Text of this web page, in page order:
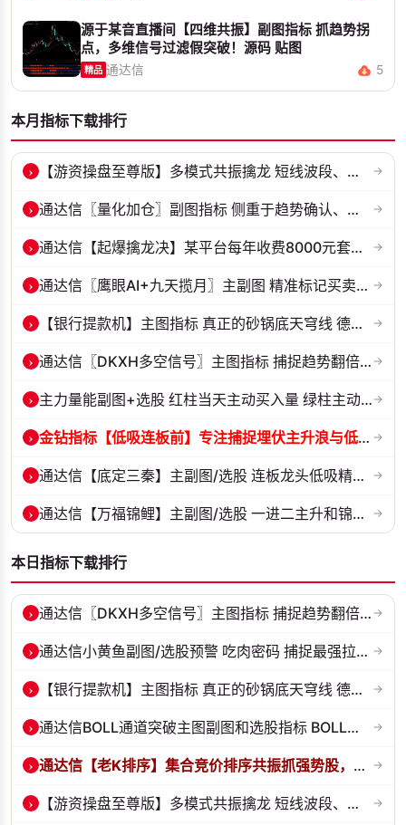
源于某音直播间【四维共振】副图指标 抓趋势拐
点，多维信号过滤假突破！源码 贴图
精品 通达信 5
本月指标下载排行
› 【游资操盘至尊版】多模式共振擒龙 短线波段、低位抄底、游资启动行情量... →
› 通达信〖量化加仓〗副图指标 侧重于趋势确认、量能配合与高低位反转信号... →
› 通达信【起爆擒龙决】某平台每年收费8000元套装 指标源码 无未来 →
› 通达信〖鹰眼AI+九天揽月〗主副图 精准标记买卖拐点 九维因子共振过滤杂... →
› 【银行提款机】主图指标 真正的砂锅底天穹线 德某通要价10万的主图核心... →
› 通达信〖DKXH多空信号〗主图指标 捕捉趋势翻倍牛股的最佳股票指标公式之... →
› 主力量能副图+选股 红柱当天主动买入量 绿柱主动卖出量→
› 金钻指标【低吸连板前】专注捕捉埋伏主升浪与低吸连板节点 信号全天锁定... →
› 通达信【底定三秦】主副图/选股 连板龙头低吸精准量化 出票少而精 五年... →
› 通达信【万福锦鲤】主副图/选股 一进二主升和锦鲤回调两种模式 源码 →
本日指标下载排行
› 通达信〖DKXH多空信号〗主图指标 捕捉趋势翻倍牛股的最佳股票指标公式之... →
› 通达信小黄鱼副图/选股预警 吃肉密码 捕捉最强拉升段 源码 贴图 →
› 【银行提款机】主图指标 真正的砂锅底天穹线 德某通要价10万的主图核心... →
› 通达信BOLL通道突破主图副图和选股指标 BOLL通达突破追踪主力动向 源码... →
› 通达信【老K排序】集合竞价排序共振抓强势股，超高胜率，十合一排序！ →
› 【游资操盘至尊版】多模式共振擒龙 短线波段、低位抄底、游资启动行情量... →